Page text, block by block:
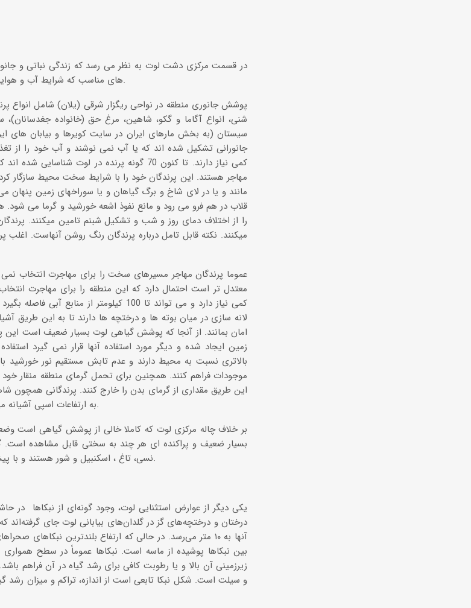
در قسمت مرکزی دشت لوت به نظر می رسد که زندگی نباتی و
های مناسب که شرایط آب و هوایی مناسبتر است زندگی موقت در آنجا پدیدار گردد.
پوشش جانوری منطقه در نواحی ریگزار شرقی (یلان) شامل انواع
شنی، انواع آگاما و گکو، شاهین، مرغ حق (خانواده
سیستان (به بخش مارهای ایران در سایت کویرها و بیابان های
جانورانی تشکیل شده اند که یا آب نمی نوشند و آب خود را از
مهاجر هستند. این پرندگان خود را با شرایط سخت محیط سازگار
مانند و یا در لای شاخ و برگ گیاهان و یا سوراخهای زمین
قلاب در هم فرو می رود و مانع نفوذ اشعه خورشید و گرما می شود.
را از اختلاف دمای روز و شب و تشکیل شبنم تامین میکنند.
میکنند. نکته قابل تامل درباره پرندگان رنگ روشن آنهاست. اغلب
عموما پرندگان مهاجر مسیرهای سخت را برای مهاجرت انتخاب
معتدل تر است احتمال دارد که این منطقه را برای مهاجرت
کمی نیاز دارد و می تواند تا 100 کیلومتر از
لانه سازی در میان بوته ها و درختچه ها دارند تا به این طریق
امان بمانند. از آنجا که پوشش گیاهی لوت بسیار ضعیف است این
زمین ایجاد شده و دیگر مورد استفاده آنها قرار نمی گیرد
بالاتری نسبت به محیط دارند و عدم تابش مستقیم نور
موجودات فراهم کنند. همچنین برای تحمل گرمای منطقه منقار خود
این طریق مقداری از گرمای بدن را خارج کنند. پرندگانی همچون
به ارتفاعات اسپی آشیانه می سازند و برای شکار در این منطقه پرواز می کنند.
بر خلاف چاله مرکزی لوت که کاملا خالی از پوشش گیاهی
بسیار ضعیف و پراکنده ای هر چند به سختی قابل مشاهده است.
نسی، تاغ ، اسکنبیل و شور هستند و با پیشروی به سمت شرق این پوشش افزایش می یابد.
درختان و درختچه‌های گز در گلدان‌های بیابانی لوت جای گرفته‌اند
آنها به ۱۰ متر می‌رسد. در حالی که ارتفاع بلندترین
بین نبکاها پوشیده از ماسه‌ است. نبکاها عموماً در سطح
زیرزمینی آن بالا و یا رطوبت کافی برای رشد گیاه در آن فراهم
و سیلت است. شکل نبکا تابعی است از اندازه، تراکم و میزان رشد